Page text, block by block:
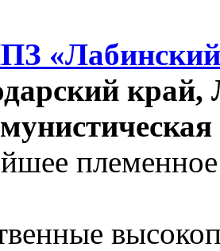
племенное